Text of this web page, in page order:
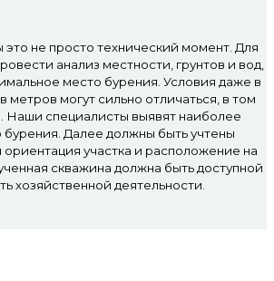
не просто технический момент. Для
анализ местности, грунтов и вод,
место бурения. Условия даже в
метров могут сильно отличаться, в том
Наши специалисты выявят наиболее
Далее должны быть учтены
ориентация участка и расположение на
скважина должна быть доступной
хозяйственной деятельности.